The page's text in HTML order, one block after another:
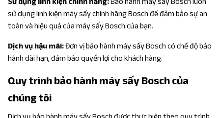
sử dụng linh kiện máy sấy chính hãng Bosch để đảm bảo sự an
toàn và hiệu quả của máy sấy Bosch của bạn.
Dịch vụ hậu mãi:Đơn vị bảo hành máy sấy Bosch có chế độ bảo
hành dài hạn, đảm bảo quyền lợi cho khách hàng.
Quy trình bảo hành máy sấy Bosch của
chúng tôi
Dịch vụ bảo hành máy sấy Bosch được thực hiện theo quy trình